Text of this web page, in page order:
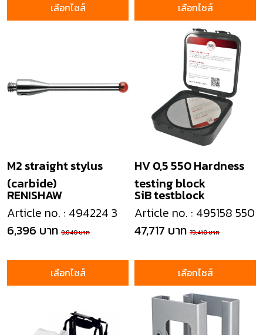
เลือกไซส์ เลือกไซส์
RENISHAW
M2 straight stylus
(carbide)
Article no. : 494224 3
6,396 บาท 9,840 บาท
เลือกไซส์
SiB testblock
HV 0,5 550 Hardness
testing block
Article no. : 495158 550
47,717 บาท 73,410 บาท
เลือกไซส์